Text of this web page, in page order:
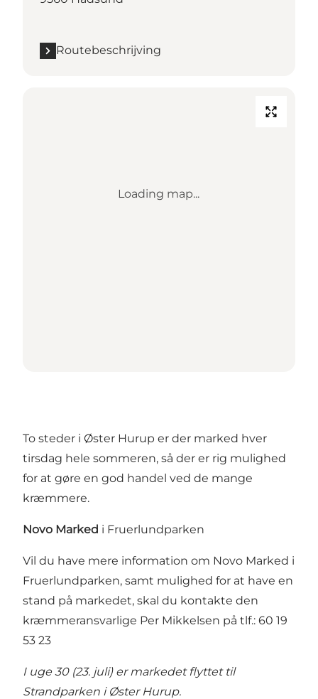
Routebeschrijving
Loading map...
To steder i Øster Hurup er der marked hver
tirsdag hele sommeren, så der er rig mulighed
for at gøre en god handel ved de mange
kræmmere.
Novo Marked i Fruerlundparken
Vil du have mere information om Novo Marked i
Fruerlundparken, samt mulighed for at have en
stand på markedet, skal du kontakte den
kræmmeransvarlige Per Mikkelsen på tlf.: 60 19
53 23
I uge 30 (23. juli) er markedet flyttet til
Strandparken i Øster Hurup.